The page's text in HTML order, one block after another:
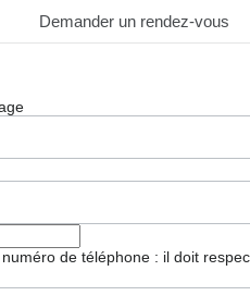
Demander un rendez-vous
de téléphone : il doit